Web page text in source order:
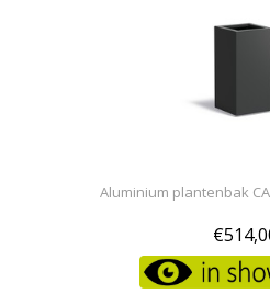
Aluminium plantenbak